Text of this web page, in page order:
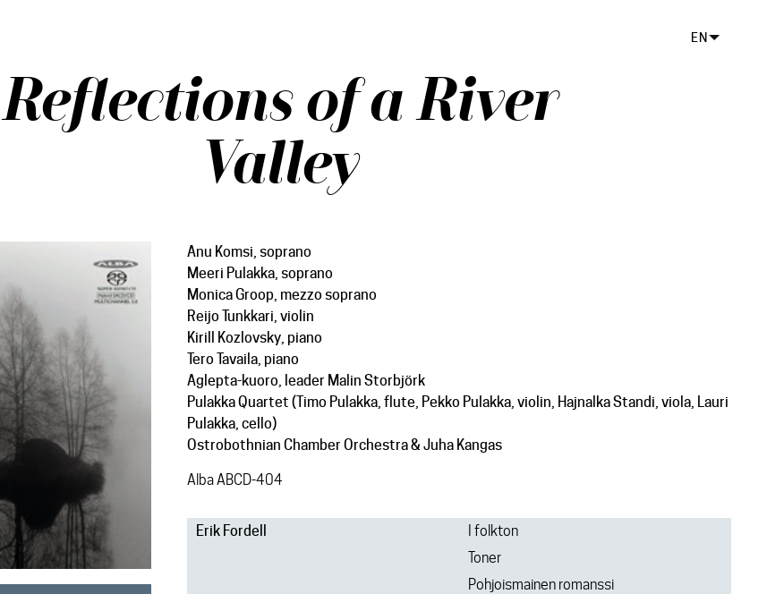
EN
Reflections of a River
Valley
Anu Komsi, soprano
Meeri Pulakka, soprano
Monica Groop, mezzo soprano
Reijo Tunkkari, violin
Kirill Kozlovsky, piano
Tero Tavaila, piano
Aglepta-kuoro, leader Malin Storbjörk
Pulakka Quartet (Timo Pulakka, flute, Pekko Pulakka, violin, Hajnalka Standi, viola, Lauri
Pulakka, cello)
Ostrobothnian Chamber Orchestra & Juha Kangas
Alba ABCD-404
Erik Fordell
I folkton
Toner
Pohjoismainen romanssi